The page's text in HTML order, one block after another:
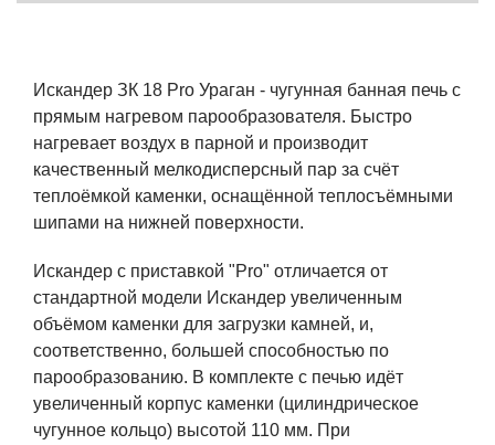
Искандер ЗК 18 Pro Ураган - чугунная банная печь с
прямым нагревом парообразователя. Быстро
нагревает воздух в парной и производит
качественный мелкодисперсный пар за счёт
теплоёмкой каменки, оснащённой теплосъёмными
шипами на нижней поверхности.
Искандер с приставкой "Pro" отличается от
стандартной модели Искандер увеличенным
объёмом каменки для загрузки камней, и,
соответственно, большей способностью по
парообразованию. В комплекте с печью идёт
увеличенный корпус каменки (цилиндрическое
чугунное кольцо) высотой 110 мм. При